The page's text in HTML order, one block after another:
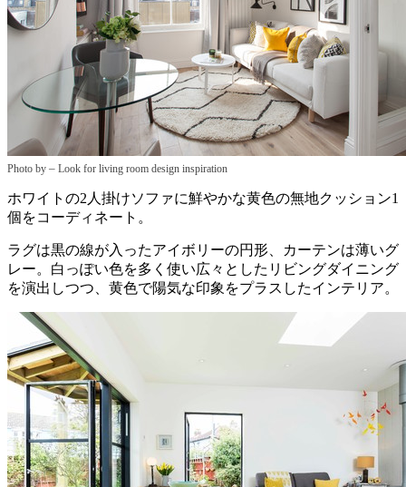
Photo by – Look for living room design inspiration
ホワイトの2人掛けソファに鮮やかな黄色の無地クッション1
個をコーディネート。
ラグは黒の線が入ったアイボリーの円形、カーテンは薄いグ
レー。白っぽい色を多く使い広々としたリビングダイニング
を演出しつつ、黄色で陽気な印象をプラスしたインテリア。